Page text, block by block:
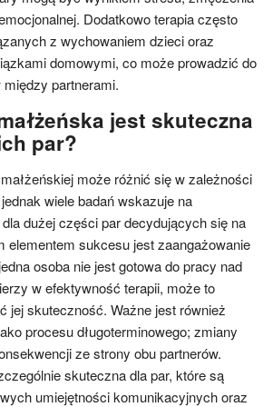
Dodatkowo terapia często
z wychowaniem dzieci oraz
domowymi, co może prowadzić do
partnerami.
jest skuteczna
par?
może różnić się w zależności
wiele badań wskazuje na
dużej części par decydujących się na
elementem sukcesu jest zaangażowanie
osoba nie jest gotowa do pracy nad
w efektywność terapii, może to
jej skuteczność. Ważne jest również
procesu długoterminowego; zmiany
ze strony obu partnerów.
skuteczna dla par, które są
umiejętności komunikacyjnych oraz